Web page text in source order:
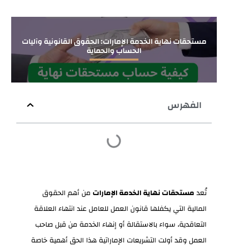
مستحقات نهاية الخدمة الإمارات: الحقوق القانونية وآليات
الحساب والحماية
الفهرس
تُعدمستحقات نهاية الخدمة الإماراتمن أهم الحقوق
المالية التي يكفلها قانون العمل للعامل عند انتهاء العلاقة
التعاقدية، سواء بالاستقالة أو إنهاء الخدمة من قبل صاحب
العمل وقد أولت التشريعات الإماراتية هذا الحق أهمية خاصة